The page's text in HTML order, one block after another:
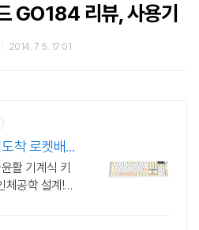
GO184 리뷰, 사용기
2014. 7. 5. 17:01
착 로켓배
활 기계식 키
체공학 설계!